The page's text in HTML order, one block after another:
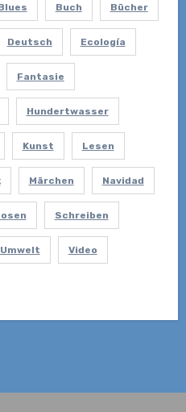
Buch Bücher
Deutsch Ecología
Fantasie
Hundertwasser
Kunst Lesen
Märchen Navidad
Schreiben
Umwelt Video